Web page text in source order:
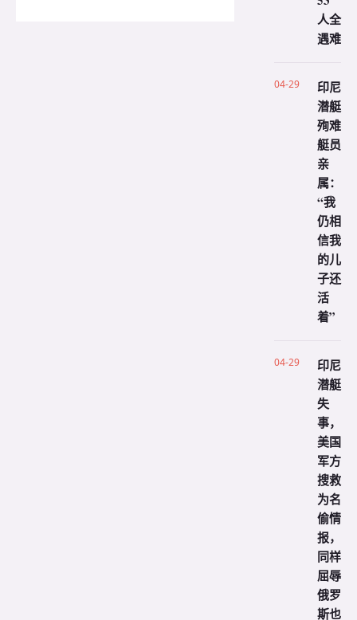
人全
遇难
04-29
印尼
潜艇
殉难
艇员
亲
属：
“我
仍相
信我
的儿
子还
活
着”
04-29
印尼
潜艇
失
事，
美国
军方
搜救
为名
偷情
报，
同样
屈辱
俄罗
斯也